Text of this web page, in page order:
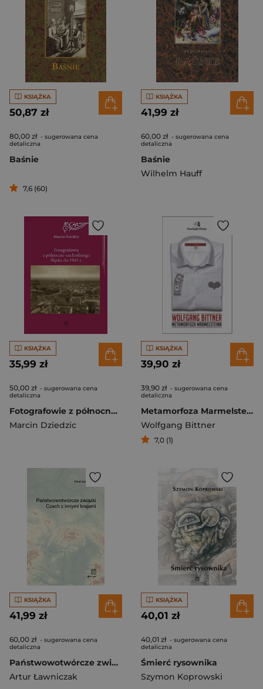
KSIĄŻKA
50,87 zł
80,00 zł - sugerowana cena
detaliczna
Baśnie
7,6 (60)
KSIĄŻKA
41,99 zł
60,00 zł - sugerowana cena
detaliczna
Baśnie
Wilhelm Hauff
KSIĄŻKA
35,99 zł
50,00 zł - sugerowana cena
detaliczna
Fotografowie z północno-zachodniego Śląska do 1945 r.
Marcin Dziedzic
KSIĄŻKA
39,90 zł
39,90 zł - sugerowana cena
detaliczna
Metamorfoza Marmelsteina
Wolfgang Bittner
7,0 (1)
KSIĄŻKA
41,99 zł
60,00 zł - sugerowana cena
detaliczna
Państwowotwórcze związki Czech z innymi krajami
Artur Ławniczak
KSIĄŻKA
40,01 zł
40,01 zł - sugerowana cena
detaliczna
Śmierć rysownika
Szymon Koprowski